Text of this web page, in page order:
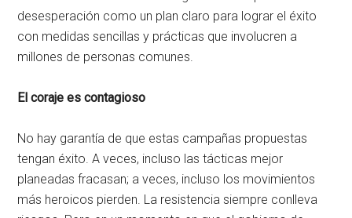
desesperación como un plan claro para lograr el éxito
con medidas sencillas y prácticas que involucren a
millones de personas comunes.
El coraje es contagioso
No hay garantía de que estas campañas propuestas
tengan éxito. A veces, incluso las tácticas mejor
planeadas fracasan; a veces, incluso los movimientos
más heroicos pierden. La resistencia siempre conlleva